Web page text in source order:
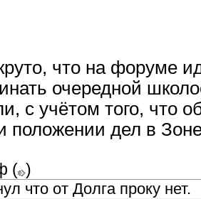
что на форуме
очередной
с учётом того, что
положении дел в
( )
что от Долга проку нет.